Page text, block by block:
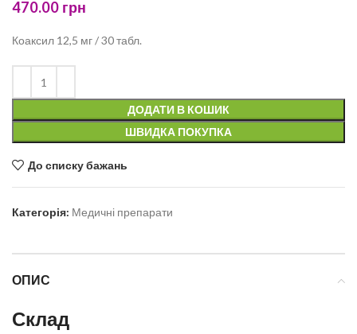
470.00 грн
Коаксил 12,5 мг / 30 табл.
ДОДАТИ В КОШИК
ШВИДКА ПОКУПКА
До списку бажань
Категорія: Медичні препарати
ОПИС
Склад